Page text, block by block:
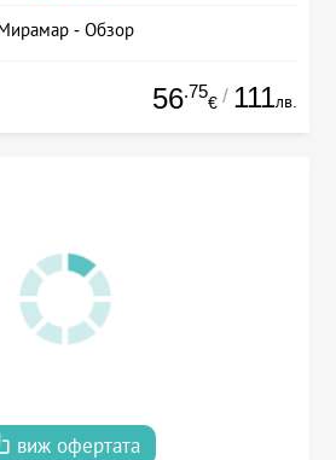
- Обзор
56.75
€ / 111лв.
виж офертата